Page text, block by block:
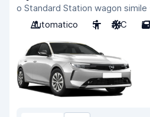
o Standard Station wagon simile
Automatico
5 A/C 5